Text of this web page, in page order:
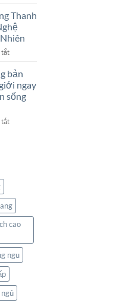
Chọn
Hoàn
Hảo
Không
Sống
Đẳng
Cấp
Dán
Tường
Bờ
Hồ
–
Hút
Từ
Thiên
Nhiên
Lặng
Thanh
tắtở
Dán
Tường
Thanh
Hóa:
Vinh
bản
ngay
sống
tắtở
giới
ngay
không
gian
sống
bạn
cao
ngu